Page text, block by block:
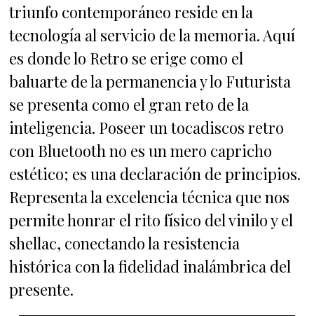
triunfo contemporáneo reside en la
tecnología al servicio de la memoria. Aquí
es donde lo Retro se erige como el
baluarte de la permanencia y lo Futurista
se presenta como el gran reto de la
inteligencia. Poseer un tocadiscos retro
con Bluetooth no es un mero capricho
estético; es una declaración de principios.
Representa la excelencia técnica que nos
permite honrar el rito físico del vinilo y el
shellac, conectando la resistencia
histórica con la fidelidad inalámbrica del
presente.